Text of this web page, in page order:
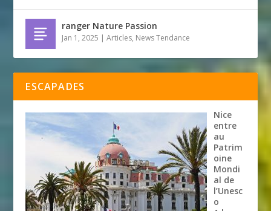
ranger Nature Passion
Jan 1, 2025 |Articles, News Tendance
ESCAPADES
Nice
entre
au
Patrim
oine
Mondi
al de
l’Unesc
o